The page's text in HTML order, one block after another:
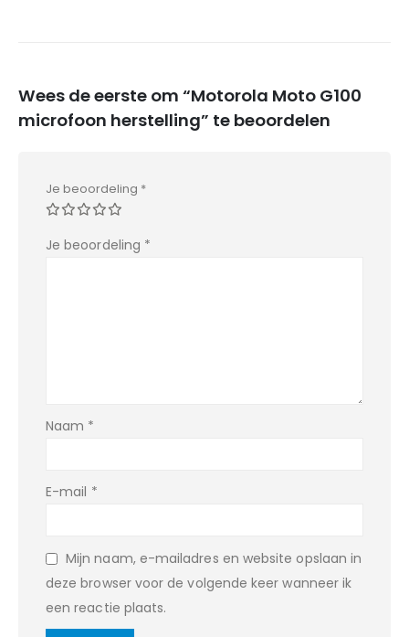
Wees de eerste om “Motorola Moto G100
microfoon herstelling” te beoordelen
Je beoordeling *
Je beoordeling *
Naam *
E-mail *
Mijn naam, e-mailadres en website opslaan in
deze browser voor de volgende keer wanneer ik
een reactie plaats.